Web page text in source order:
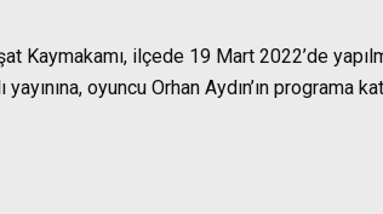
Kaymakamı, ilçede 19 Mart 2022’de
yayınına, oyuncu Orhan Aydın’ın